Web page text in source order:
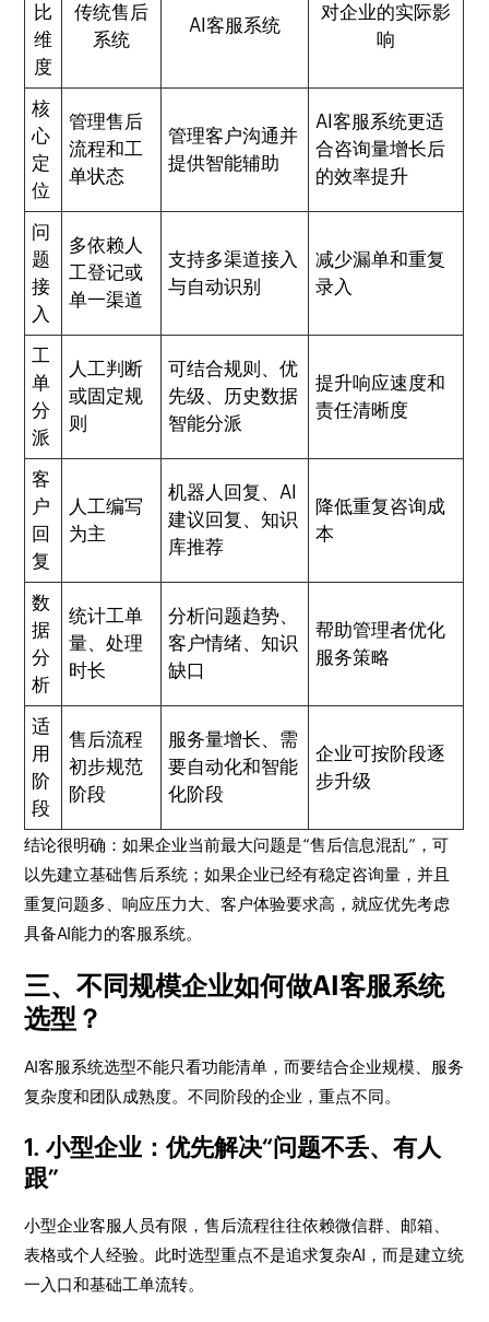
比
维
度
传统售后
系统
AI客服系统
对企业的实际影
响
核
心
定
位
管理售后
流程和工
单状态
管理客户沟通并
提供智能辅助
AI客服系统更适
合咨询量增长后
的效率提升
问
题
接
入
多依赖人
工登记或
单一渠道
支持多渠道接入
与自动识别
减少漏单和重复
录入
工
单
分
派
人工判断
或固定规
则
可结合规则、优
先级、历史数据
智能分派
提升响应速度和
责任清晰度
客
户
回
复
人工编写
为主
机器人回复、AI
建议回复、知识
库推荐
降低重复咨询成
本
数
据
分
析
统计工单
量、处理
时长
分析问题趋势、
客户情绪、知识
缺口
帮助管理者优化
服务策略
适
用
阶
段
售后流程
初步规范
阶段
服务量增长、需
要自动化和智能
化阶段
企业可按阶段逐
步升级
结论很明确：如果企业当前最大问题是“售后信息混乱”，可
以先建立基础售后系统；如果企业已经有稳定咨询量，并且
重复问题多、响应压力大、客户体验要求高，就应优先考虑
具备AI能力的客服系统。
三、不同规模企业如何做AI客服系统
选型？
AI客服系统选型不能只看功能清单，而要结合企业规模、服务
复杂度和团队成熟度。不同阶段的企业，重点不同。
1. 小型企业：优先解决“问题不丢、有人
跟”
小型企业客服人员有限，售后流程往往依赖微信群、邮箱、
表格或个人经验。此时选型重点不是追求复杂AI，而是建立统
一入口和基础工单流转。